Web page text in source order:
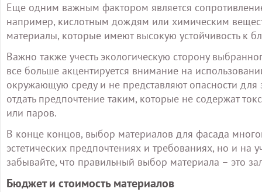
Еще одним важным фактором является
например, кислотным дождям или химическим
материалы, которые имеют высокую устойчивость к
Важно также учесть экологическую сторону
все больше акцентируется внимание на
окружающую среду и не представляют опасности
отдать предпочтение таким, которые не содержат
или паров.
В конце концов, выбор материалов для фасада
эстетических предпочтениях и требованиях, но и на
забывайте, что правильный выбор материала – это
Бюджет и стоимость материалов